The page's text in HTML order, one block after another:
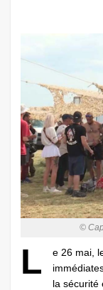
©
L
e 26 mai,
la sécurité